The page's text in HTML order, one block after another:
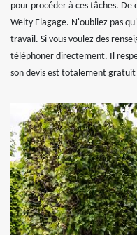
pour procéder à ces tâches.
Welty Elagage. N'oubliez pas
travail. Si vous voulez des
téléphoner directement. Il
son devis est totalement